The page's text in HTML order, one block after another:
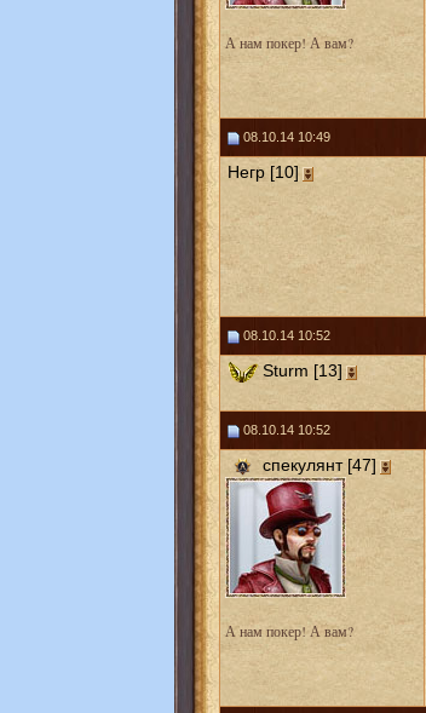
А нам покер! А вам?
08.10.14 10:49
Негр [10]
08.10.14 10:52
Sturm [13]
08.10.14 10:52
спекулянт [47]
А нам покер! А вам?